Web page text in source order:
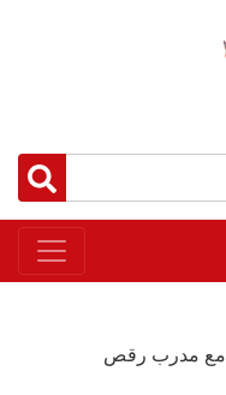
مع مدرب رقص